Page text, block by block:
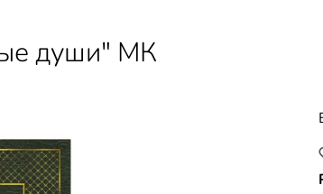
души" МК